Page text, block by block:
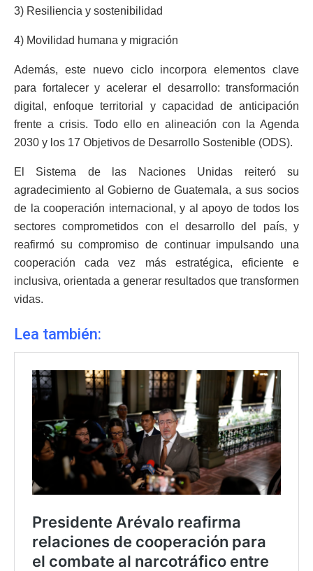
3) Resiliencia y sostenibilidad
4) Movilidad humana y migración
Además, este nuevo ciclo incorpora elementos clave
para fortalecer y acelerar el desarrollo: transformación
digital, enfoque territorial y capacidad de anticipación
frente a crisis. Todo ello en alineación con la Agenda
2030 y los 17 Objetivos de Desarrollo Sostenible (ODS).
El Sistema de las Naciones Unidas reiteró su
agradecimiento al Gobierno de Guatemala, a sus socios
de la cooperación internacional, y al apoyo de todos los
sectores comprometidos con el desarrollo del país, y
reafirmó su compromiso de continuar impulsando una
cooperación cada vez más estratégica, eficiente e
inclusiva, orientada a generar resultados que transformen
vidas.
Lea también: